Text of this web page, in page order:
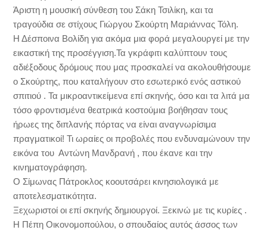
Άριστη η μουσική σύνθεση του Σάκη Τσιλίκη, και τα
τραγούδια σε στίχους Γιώργου Σκούρτη Μαριάννας Τόλη.
Η Δέσποινα Βολίδη για ακόμα μια φορά μεγαλουργεί με την
εικαστική της προσέγγιση.Τα γκράφιτι καλύπτουν τους
αδιέξοδους δρόμους που μας προσκαλεί να ακολουθήσουμε
ο Σκούρτης, που καταλήγουν στο εσωτερικό ενός αστικού
σπιτιού . Τα μικροαντικείμενα επί σκηνής, όσο και τα λιτά μα
τόσο φροντισμένα θεατρικά κοστούμια βοήθησαν τους
ήρωες της διπλανής πόρτας να είναι αναγνωρίσιμα
πραγματικοί! Τι ωραίες οι προβολές που ενδυναμώνουν την
εικόνα του Αντώνη Μανδρανή , που έκανε και την
κινηματογράφηση.
Ο Σίμωνας Πάτροκλος κοουτσάρει κινησιολογικά με
αποτελεσματικότητα.
Ξεχωριστοί οι επί σκηνής δημιουργοί. Ξεκινώ με τις κυρίες .
Η Πέπη Οικονομοπούλου, ο σπουδαίος αυτός άσσος των